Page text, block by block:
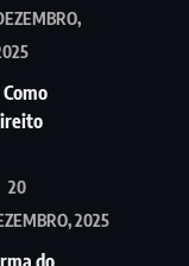
20
2025
do